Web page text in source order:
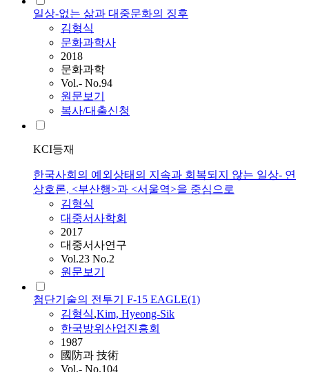
일상-없는 삶과 대중문화의 징후
김형식
문화과학사
2018
문화과학
Vol.- No.94
원문보기
복사/대출신청
KCI등재
한국사회의 예외상태의 지속과 회복되지 않는 일상- 연
상호론, <부산행>과 <서울역>을 중심으로
김형식
대중서사학회
2017
대중서사연구
Vol.23 No.2
원문보기
첨단기술의 전투기 F-15 EAGLE(1)
김형식,Kim, Hyeong-Sik
한국방위산업진흥회
1987
國防과 技術
Vol.- No.104